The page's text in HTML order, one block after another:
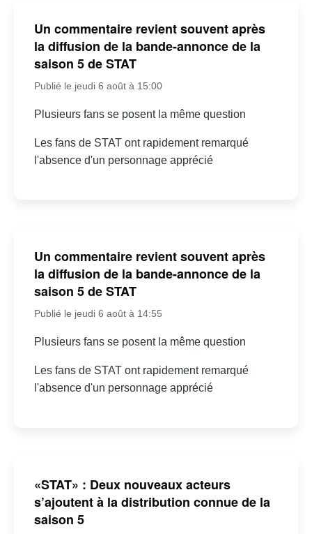
Un commentaire revient souvent après
la diffusion de la bande-annonce de la
saison 5 de STAT
Publié le jeudi 6 août à 15:00
Plusieurs fans se posent la même question
Les fans de STAT ont rapidement remarqué
l'absence d'un personnage apprécié
Un commentaire revient souvent après
la diffusion de la bande-annonce de la
saison 5 de STAT
Publié le jeudi 6 août à 14:55
Plusieurs fans se posent la même question
Les fans de STAT ont rapidement remarqué
l'absence d'un personnage apprécié
«STAT» : Deux nouveaux acteurs
s’ajoutent à la distribution connue de la
saison 5